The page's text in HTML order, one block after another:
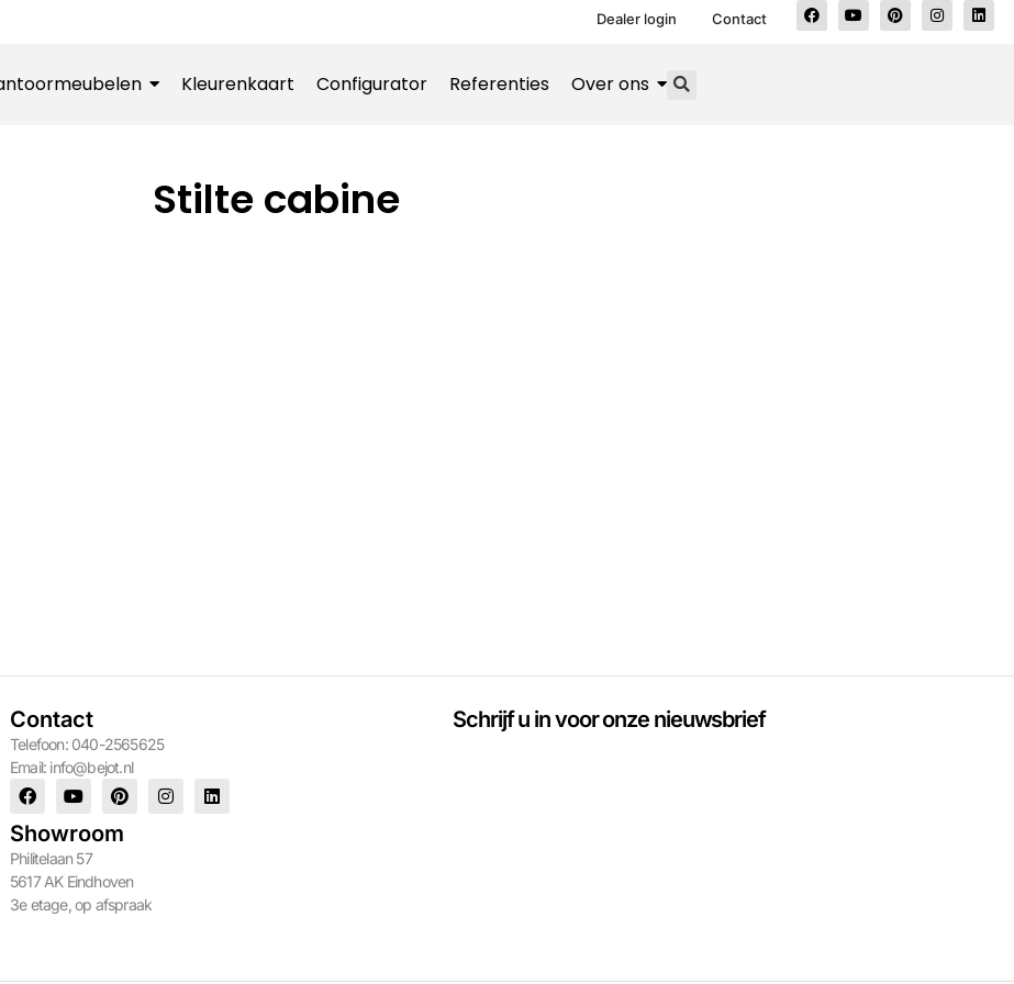
Dealer login Contact
Kleurenkaart Configurator Referenties Over ons
Stilte cabine
Contact
Telefoon: 040-2565625
Email: info@bejot.nl
Showroom
Philitelaan 57
5617 AK Eindhoven
3e etage, op afspraak
Schrijf u in voor onze nieuwsbrief